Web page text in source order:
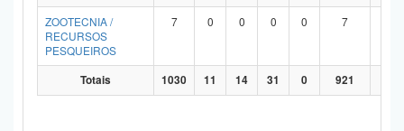
ZOOTECNIA /
RECURSOS
PESQUEIROS
7 0 0 0 0 7
Totais 1030 11 14 31 0 921